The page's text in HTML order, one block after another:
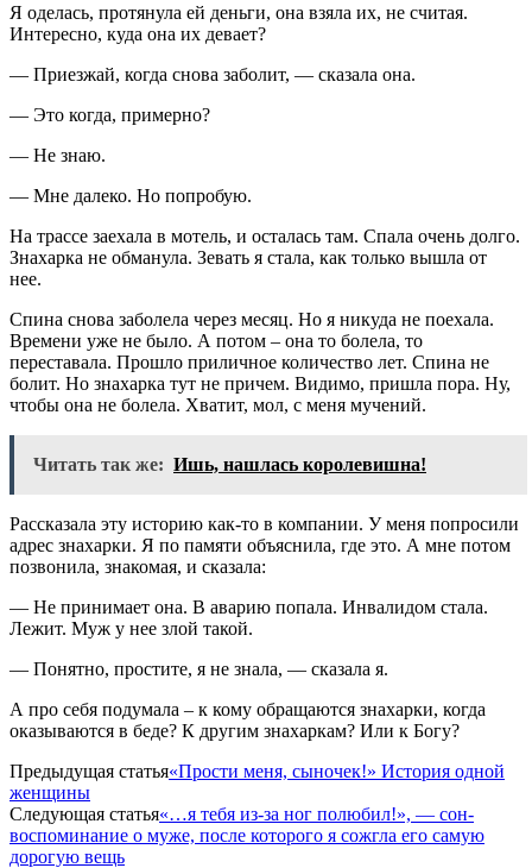
Я оделась, протянула ей деньги, она взяла их, не считая.
Интересно, куда она их девает?
— Приезжай, когда снова заболит, — сказала она.
— Это когда, примерно?
— Не знаю.
— Мне далеко. Но попробую.
На трассе заехала в мотель, и осталась там. Спала очень долго.
Знахарка не обманула. Зевать я стала, как только вышла от
нее.
Спина снова заболела через месяц. Но я никуда не поехала.
Времени уже не было. А потом – она то болела, то
переставала. Прошло приличное количество лет. Спина не
болит. Но знахарка тут не причем. Видимо, пришла пора. Ну,
чтобы она не болела. Хватит, мол, с меня мучений.
Читать так же: Ишь, нашлась королевишна!
Рассказала эту историю как-то в компании. У меня попросили
адрес знахарки. Я по памяти объяснила, где это. А мне потом
позвонила, знакомая, и сказала:
— Не принимает она. В аварию попала. Инвалидом стала.
Лежит. Муж у нее злой такой.
— Понятно, простите, я не знала, — сказала я.
А про себя подумала – к кому обращаются знахарки, когда
оказываются в беде? К другим знахаркам? Или к Богу?
Предыдущая статья«Прости меня, сыночек!» История одной
женщины
Следующая статья«…я тебя из-за ног полюбил!», — сон-
воспоминание о муже, после которого я сожгла его самую
дорогую вещь